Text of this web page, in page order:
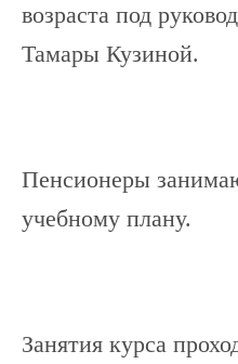
возраста под
Тамары Кузиной.
Пенсионеры
учебному плану.
Занятия курса